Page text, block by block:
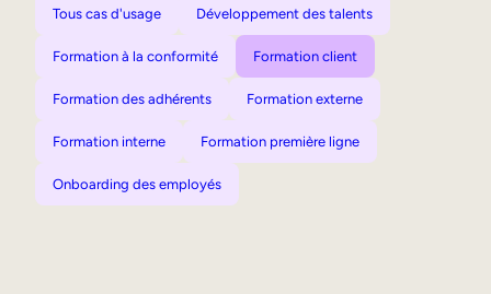
Tous cas d'usage Développement des talents
Formation à la conformité Formation client
Formation des adhérents Formation externe
Formation interne Formation première ligne
Onboarding des employés